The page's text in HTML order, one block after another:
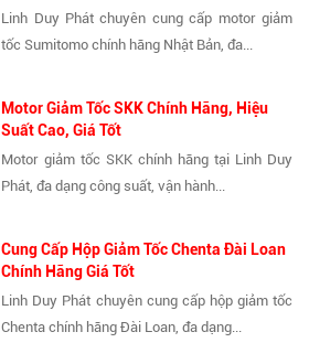
Linh Duy Phát chuyên cung cấp motor giảm
tốc Sumitomo chính hãng Nhật Bản, đa...
Motor Giảm Tốc SKK Chính Hãng, Hiệu
Suất Cao, Giá Tốt
Motor giảm tốc SKK chính hãng tại Linh Duy
Phát, đa dạng công suất, vận hành...
Cung Cấp Hộp Giảm Tốc Chenta Đài Loan
Chính Hãng Giá Tốt
Linh Duy Phát chuyên cung cấp hộp giảm tốc
Chenta chính hãng Đài Loan, đa dạng...